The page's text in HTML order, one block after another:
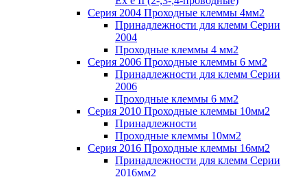
Серия 2004 Проходные клеммы 4мм2
Принадлежности для клемм Серии
2004
Проходные клеммы 4 мм2
Серия 2006 Проходные клеммы 6 мм2
Принадлежности для клемм Серии
2006
Проходные клеммы 6 мм2
Серия 2010 Проходные клеммы 10мм2
Принадлежности
Проходные клеммы 10мм2
Серия 2016 Проходные клеммы 16мм2
Принадлежности для клемм Серии
2016мм2